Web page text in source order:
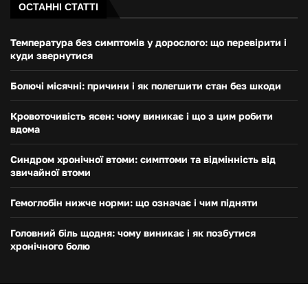
ОСТАННІ СТАТТІ
Температура без симптомів у дорослого: що перевірити і
куди звернутися
Болючі місячні: причини і як полегшити стан без шкоди
Кровоточивість ясен: чому виникає і що з цим робити
вдома
Синдром хронічної втоми: симптоми та відмінність від
звичайної втоми
Гемоглобін нижче норми: що означає і чим підняти
Головний біль щодня: чому виникає і як позбутися
хронічного болю